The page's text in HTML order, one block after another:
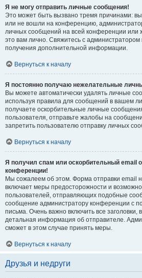
Я не могу отправить личные сообщения!
Это может быть вызвано тремя причинами:
или не вошли на конференцию,
личных сообщений на всей конференции или
это вам лично. Свяжитесь с
получения дополнительной информации.
Вернуться к началу
Я постоянно получаю нежелательные
Вы можете автоматически удалять личные
используя правила для сообщений в вашем
получаете оскорбительные личные
пользователя, отправьте жалобы на
запретить пользователю отправку личных
Вернуться к началу
Я получил спам или оскорбительный email
конференции!
Мы сожалеем об этом. Форма отправки email
включает меры предосторожности и
пользователей, отправляющих подобные
сообщение администратору конференции с
письма. Очень важно включить все заголовки,
детальная информация об отправителе.
сможет в этом случае принять меры.
Вернуться к началу
Друзья и недруги